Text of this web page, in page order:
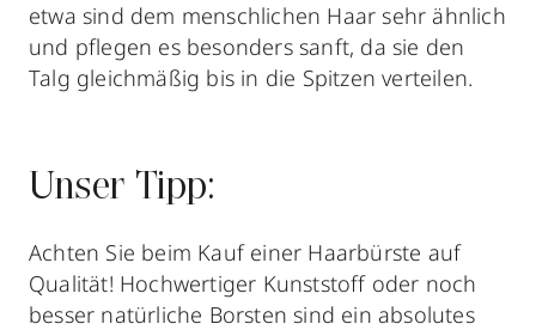
etwa sind dem menschlichen Haar sehr ähnlich
und pflegen es besonders sanft, da sie den
Talg gleichmäßig bis in die Spitzen verteilen.
Unser Tipp:
Achten Sie beim Kauf einer Haarbürste auf
Qualität! Hochwertiger Kunststoff oder noch
besser natürliche Borsten sind ein absolutes